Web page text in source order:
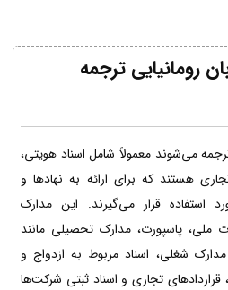
رومانیایی ترجمه
می‌شوند معمولاً شامل اسناد هویتی،
هستند که برای ارائه به نهادها و
استفاده قرار می‌گیرند. این مدارک
ملی، پاسپورت، مدارک تحصیلی مانند
مدارک شغلی، اسناد مربوط به ازدواج و
تجاری و اسناد ثبتی شرکت‌ها